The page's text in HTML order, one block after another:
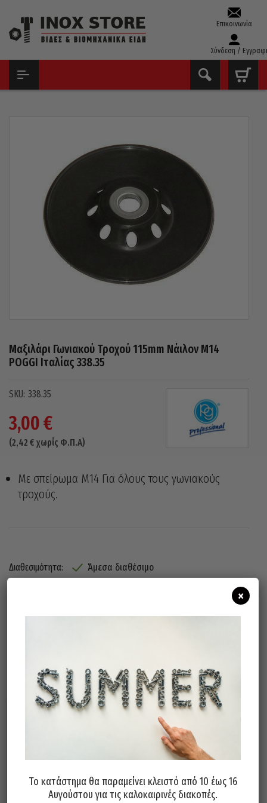
Επικοινωνία
Σύνδεση /
Μαξιλάρι Γωνιακού Τροχού 115mm Νάιλον M14
POGGI Ιταλίας 338.35
338.35
3,00€
(2,42 € χωρίς Φ.Π.Α)
Με σπείρωμα Μ14 Για όλους τους γωνιακούς
τροχούς.
Διαθεσιμότητα: Άμεσα διαθέσιμο
Σχετικά προϊόντα
Το κατάστημα θα παραμείνει κλειστό από 10 έως 16
Αυγούστου για τις καλοκαιρινές διακοπές.
×